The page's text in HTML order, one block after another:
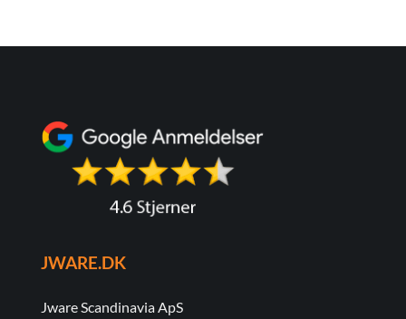
JWARE.DK
Jware Scandinavia ApS